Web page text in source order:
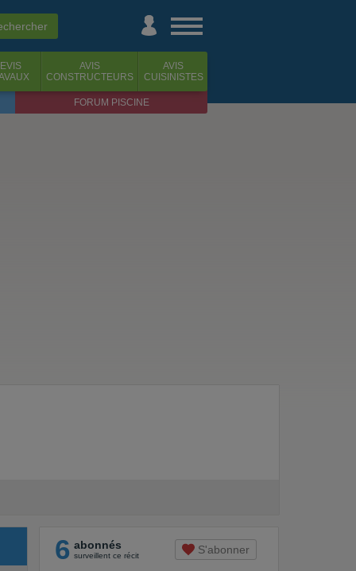
AVIS
CONSTRUCTEURS
AVIS
CUISINISTES
FORUM PISCINE
6 abonnés
surveillent ce récit S'abonner